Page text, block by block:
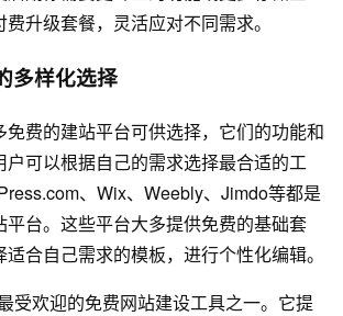
升级套餐，灵活应对不同需求。
多样化选择
费的建站平台可供选择，它们的功能和
户可以根据自己的需求选择最合适的工
、Wix、Weebly、Jimdo等都是
平台。这些平台大多提供免费的基础套
合自己需求的模板，进行个性化编辑。
受欢迎的免费网站建设工具之一。它提